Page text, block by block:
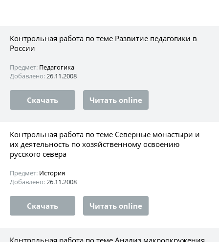
Контрольная работа по теме Развитие педагогики в
России
Предмет: Педагогика
Добавлено:26.11.2008
Скачать Читать online
Контрольная работа по теме Северные монастыри и
их деятельность по хозяйственному освоению
русского севера
Предмет: История
Добавлено:26.11.2008
Скачать Читать online
Контрольная работа по теме Анализ макроокружения